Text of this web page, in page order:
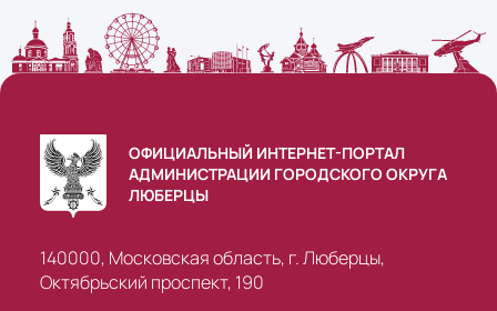
ОФИЦИАЛЬНЫЙ ИНТЕРНЕТ-ПОРТАЛ
АДМИНИСТРАЦИИ ГОРОДСКОГО ОКРУГА
ЛЮБЕРЦЫ
140000, Московская область, г. Люберцы,
Октябрьский проспект, 190